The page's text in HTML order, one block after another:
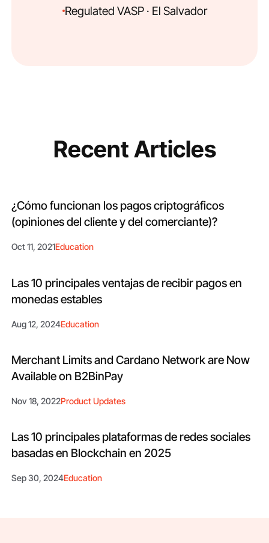
Regulated VASP · El Salvador
Recent Articles
¿Cómo funcionan los pagos criptográficos
(opiniones del cliente y del comerciante)?
Oct 11, 2021Education
Las 10 principales ventajas de recibir pagos en
monedas estables
Aug 12, 2024Education
Merchant Limits and Cardano Network are Now
Available on B2BinPay
Nov 18, 2022Product Updates
Las 10 principales plataformas de redes sociales
basadas en Blockchain en 2025
Sep 30, 2024Education